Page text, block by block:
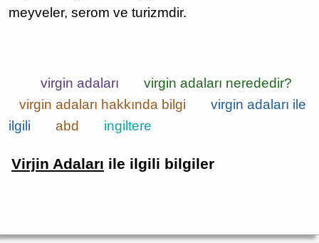
meyveler, serom ve turizmdir.
virgin adaları
virgin adaları nerededir?
virgin adaları hakkında bilgi
virgin adaları ile
ilgili
abd ingiltere
Virjin Adaları ile ilgili bilgiler